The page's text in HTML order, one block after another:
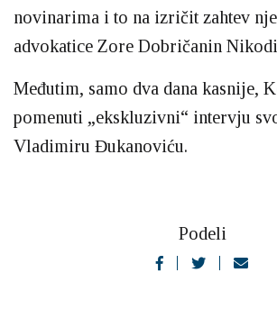
novinarima i to na izričit zahtev
advokatice Zore Dobričanin
Međutim, samo dva dana kasnije,
pomenuti „ekskluzivni“ intervju
Vladimiru Đukanoviću.
Podeli